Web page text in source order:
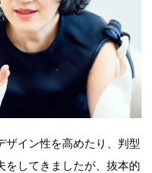
ザイン性を高めたり、判型
をしてきましたが、抜本的